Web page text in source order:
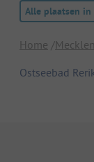
Alle plaatsen in
Home
Ostseebad